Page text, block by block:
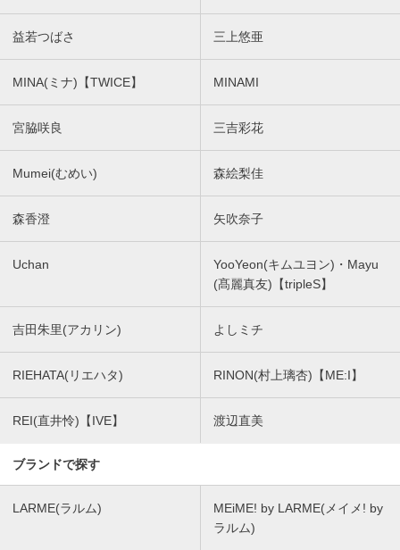
益若つばさ 三上悠亜
MINA(ミナ)【TWICE】 MINAMI
宮脇咲良 三吉彩花
Mumei(むめい) 森絵梨佳
森香澄 矢吹奈子
Uchan
YooYeon(キムユヨン)・Mayu
(髙麗真友)【tripleS】
吉田朱里(アカリン) よしミチ
RIEHATA(リエハタ) RINON(村上璃杏)【ME:I】
REI(直井怜)【IVE】 渡辺直美
ブランドで探す
LARME(ラルム)
MEiME! by LARME(メイメ! by
ラルム)